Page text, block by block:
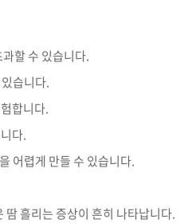
할 수 있습니다.
습니다.
합니다.
다.
어렵게 만들 수 있습니다.
흘리는 증상이 흔히 나타납니다.